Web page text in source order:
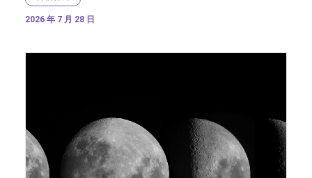
2026 年 7 月 28 日